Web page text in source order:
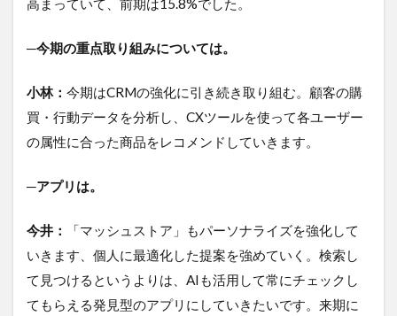
─今期の重点取り組みについては。
小林： 今期はCRMの強化に引き続き取り組む。顧客の購
買・行動データを分析し、CXツールを使って各ユーザー
の属性に合った商品をレコメンドしていきます。
─アプリは。
今井：
「マッシュストア」もパーソナライズを強化して
いきます、個人に最適化した提案を強めていく。検索し
て見つけるというよりは、AIも活用して常にチェックし
てもらえる発見型のアプリにしていきたいです。来期に